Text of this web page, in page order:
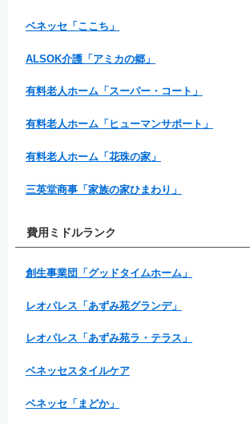
ベネッセ「ここち」
ALSOK介護「アミカの郷」
有料老人ホーム「スーパー・コート」
有料老人ホーム「ヒューマンサポート」
有料老人ホーム「花珠の家」
三英堂商事「家族の家ひまわり」
費用ミドルランク
創生事業団「グッドタイムホーム」
レオパレス「あずみ苑グランデ」
レオパレス「あずみ苑ラ・テラス」
ベネッセスタイルケア
ベネッセ「まどか」